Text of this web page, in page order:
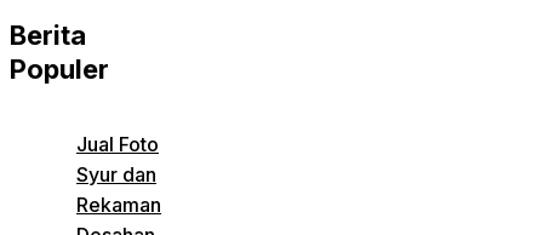
Berita
Populer
Jual Foto
Syur dan
Rekaman